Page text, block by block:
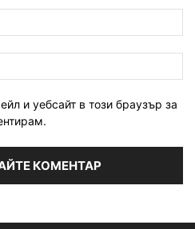
и уебсайт в този браузър за